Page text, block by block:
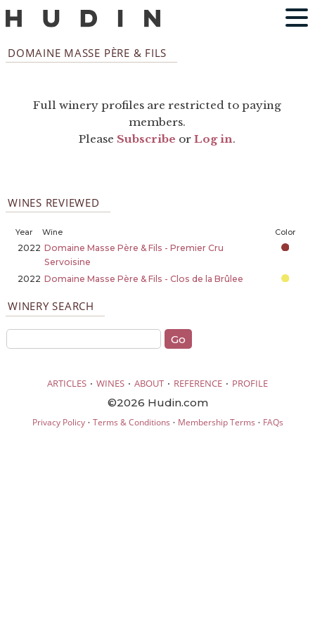
DOMAINE MASSE PÈRE & FILS
Full winery profiles are restricted to paying
members.
Please Subscribe orLog in.
WINES REVIEWED
Year Wine Color
2022 Domaine Masse Père & Fils - Premier Cru
Servoisine
2022 Domaine Masse Père & Fils - Clos de la Brûlee
WINERY SEARCH
ARTICLES · WINES · ABOUT · REFERENCE · PROFILE
©2026 Hudin.com
Privacy Policy· Terms & Conditions · Membership Terms · FAQs